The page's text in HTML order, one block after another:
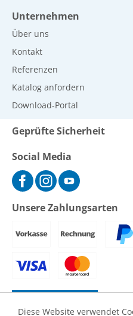
Unternehmen
Über uns
Kontakt
Referenzen
Katalog anfordern
Download-Portal
Geprüfte Sicherheit
Social Media
Unsere Zahlungsarten
Diese Website verwendet